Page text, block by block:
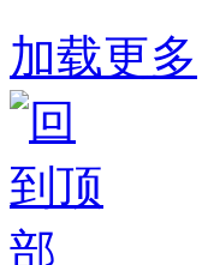
加载更多